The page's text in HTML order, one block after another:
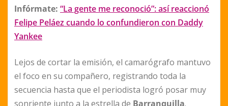
Infórmate: “La gente me reconoció”: así reaccionó
Felipe Peláez cuando lo confundieron con Daddy
Yankee
Lejos de cortar la emisión, el camarógrafo mantuvo
el foco en su compañero, registrando toda la
secuencia hasta que el periodista logró posar muy
sonriente junto a la estrella de Barranquilla.